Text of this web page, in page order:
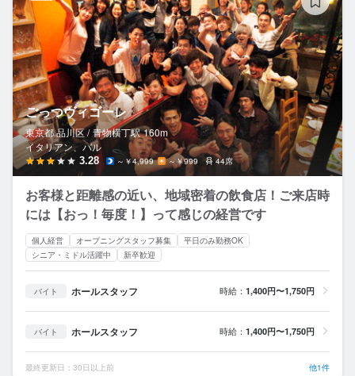
ごっつヴィゴーレ
東京都 品川区 / 青物横丁駅 160m
イタリアン、バル
3.28 ～￥4,999 ～￥999 44席
お客様と距離感の近い、地域密着の飲食店！ご来店時
には【おっ！毎度！】って感じの経営です
個人経営 オープニングスタッフ募集
平日のみ勤務OK
シニア・ミドル活躍中
新卒歓迎
バイト ホールスタッフ 時給： 1,400円〜1,750円
バイト ホールスタッフ 時給： 1,400円〜1,750円
最終更新日：30日以上前 他1件